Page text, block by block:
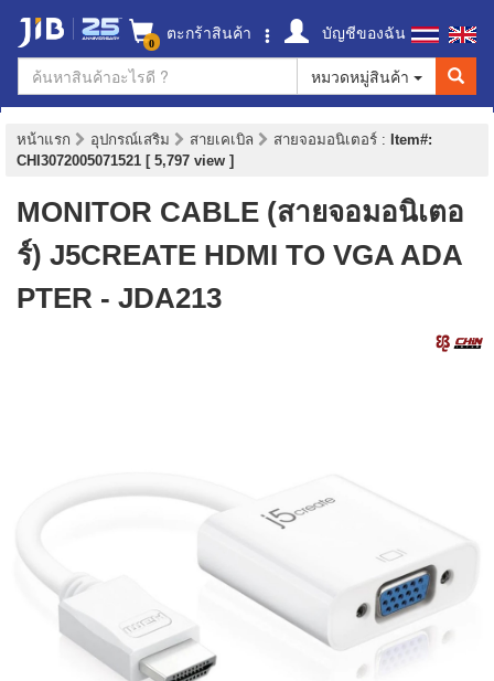
0 ตะกร้าสินค้า
บัญชีของฉัน
หมวดหมู่สินค้า
หน้าแรก อุปกรณ์เสริม สายเคเบิล สายจอมอนิเตอร์ : Item#:
CHI3072005071521 [ 5,797 view ]
MONITOR CABLE (สายจอมอนิเตอ
ร์) J5CREATE HDMI TO VGA ADA
PTER - JDA213